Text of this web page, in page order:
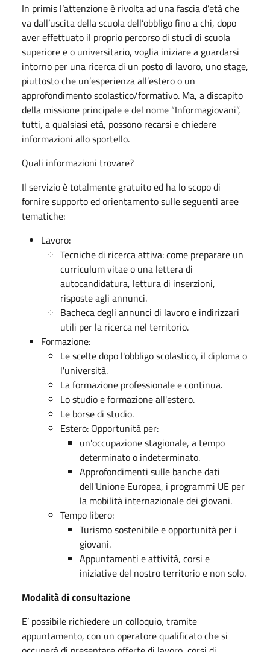
In primis l’attenzione è rivolta ad una fascia d’età che
va dall’uscita della scuola dell’obbligo fino a chi, dopo
aver effettuato il proprio percorso di studi di scuola
superiore e o universitario, voglia iniziare a guardarsi
intorno per una ricerca di un posto di lavoro, uno stage,
piuttosto che un’esperienza all’estero o un
approfondimento scolastico/formativo. Ma, a discapito
della missione principale e del nome “Informagiovani”,
tutti, a qualsiasi età, possono recarsi e chiedere
informazioni allo sportello.
Quali informazioni trovare?
Il servizio è totalmente gratuito ed ha lo scopo di
fornire supporto ed orientamento sulle seguenti aree
tematiche:
Lavoro:
Tecniche di ricerca attiva: come preparare un
curriculum vitae o una lettera di
autocandidatura, lettura di inserzioni,
risposte agli annunci.
Bacheca degli annunci di lavoro e indirizzari
utili per la ricerca nel territorio.
Formazione:
Le scelte dopo l'obbligo scolastico, il diploma o
l'università.
La formazione professionale e continua.
Lo studio e formazione all'estero.
Le borse di studio.
Estero: Opportunità per:
un'occupazione stagionale, a tempo
determinato o indeterminato.
Approfondimenti sulle banche dati
dell'Unione Europea, i programmi UE per
la mobilità internazionale dei giovani.
Tempo libero:
Turismo sostenibile e opportunità per i
giovani.
Appuntamenti e attività, corsi e
iniziative del nostro territorio e non solo.
Modalità di consultazione
E’ possibile richiedere un colloquio, tramite
appuntamento, con un operatore qualificato che si